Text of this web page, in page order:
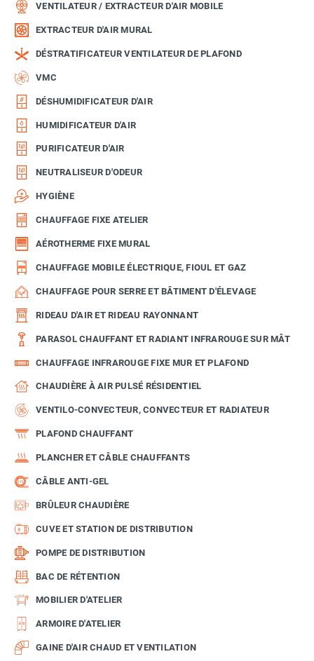
VENTILATEUR / EXTRACTEUR D'AIR MOBILE
EXTRACTEUR D'AIR MURAL
DÉSTRATIFICATEUR VENTILATEUR DE PLAFOND
VMC
DÉSHUMIDIFICATEUR D'AIR
HUMIDIFICATEUR D'AIR
PURIFICATEUR D'AIR
NEUTRALISEUR D'ODEUR
HYGIÈNE
CHAUFFAGE FIXE ATELIER
AÉROTHERME FIXE MURAL
CHAUFFAGE MOBILE ÉLECTRIQUE, FIOUL ET GAZ
CHAUFFAGE POUR SERRE ET BÂTIMENT D'ÉLEVAGE
RIDEAU D'AIR ET RIDEAU RAYONNANT
PARASOL CHAUFFANT ET RADIANT INFRAROUGE SUR MÂT
CHAUFFAGE INFRAROUGE FIXE MUR ET PLAFOND
CHAUDIÈRE À AIR PULSÉ RÉSIDENTIEL
VENTILO-CONVECTEUR, CONVECTEUR ET RADIATEUR
PLAFOND CHAUFFANT
PLANCHER ET CÂBLE CHAUFFANTS
CÂBLE ANTI-GEL
BRÛLEUR CHAUDIÈRE
CUVE ET STATION DE DISTRIBUTION
POMPE DE DISTRIBUTION
BAC DE RÉTENTION
MOBILIER D'ATELIER
ARMOIRE D'ATELIER
GAINE D'AIR CHAUD ET VENTILATION